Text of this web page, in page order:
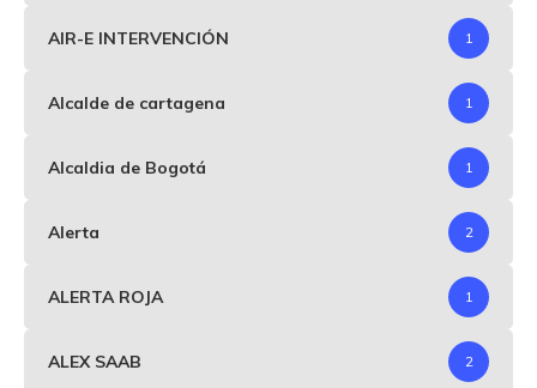
AIR-E INTERVENCIÓN 1
Alcalde de cartagena 1
Alcaldia de Bogotá 1
Alerta 2
ALERTA ROJA 1
ALEX SAAB 2